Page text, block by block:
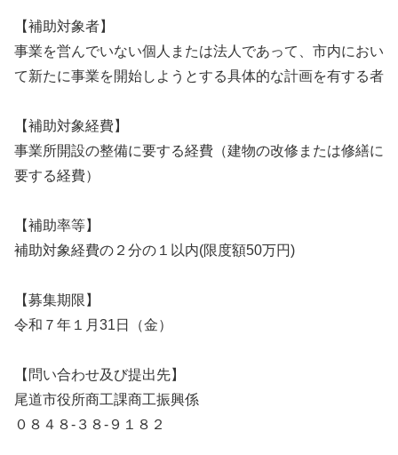
【補助対象者】
事業を営んでいない個人または法人であって、市内におい
て新たに事業を開始しようとする具体的な計画を有する者
【補助対象経費】
事業所開設の整備に要する経費（建物の改修または修繕に
要する経費）
【補助率等】
補助対象経費の２分の１以内(限度額50万円)
【募集期限】
令和７年１月31日（金）
【問い合わせ及び提出先】
尾道市役所商工課商工振興係
０８４８-３８-９１８２